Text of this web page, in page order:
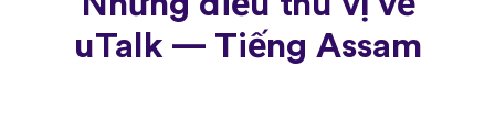
uTalk — Tiếng Assam